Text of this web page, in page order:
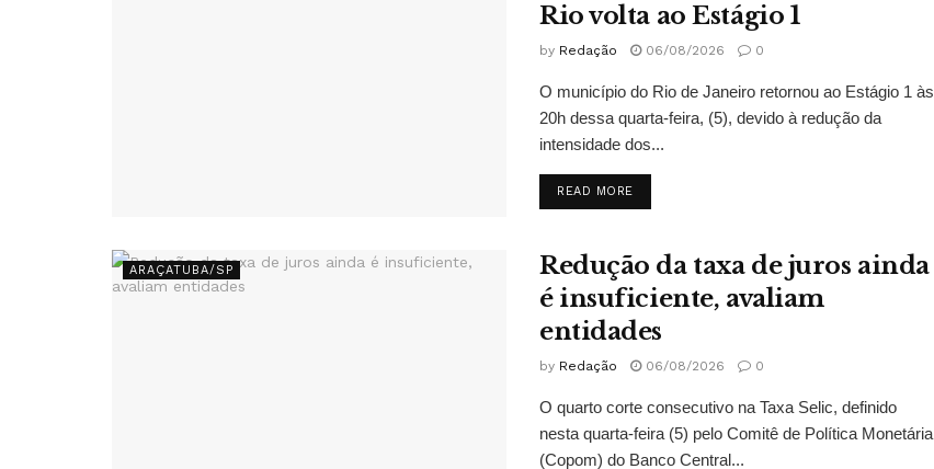
Rio volta ao Estágio 1
by Redação 06/08/2026 0
O município do Rio de Janeiro retornou ao Estágio 1 às
20h dessa quarta-feira, (5), devido à redução da
intensidade dos...
READ MOREDETAILS
ARAÇATUBA/SP
Redução da taxa de juros ainda
é insuficiente, avaliam
entidades
by Redação 06/08/2026 0
O quarto corte consecutivo na Taxa Selic, definido
nesta quarta-feira (5) pelo Comitê de Política Monetária
(Copom) do Banco Central...